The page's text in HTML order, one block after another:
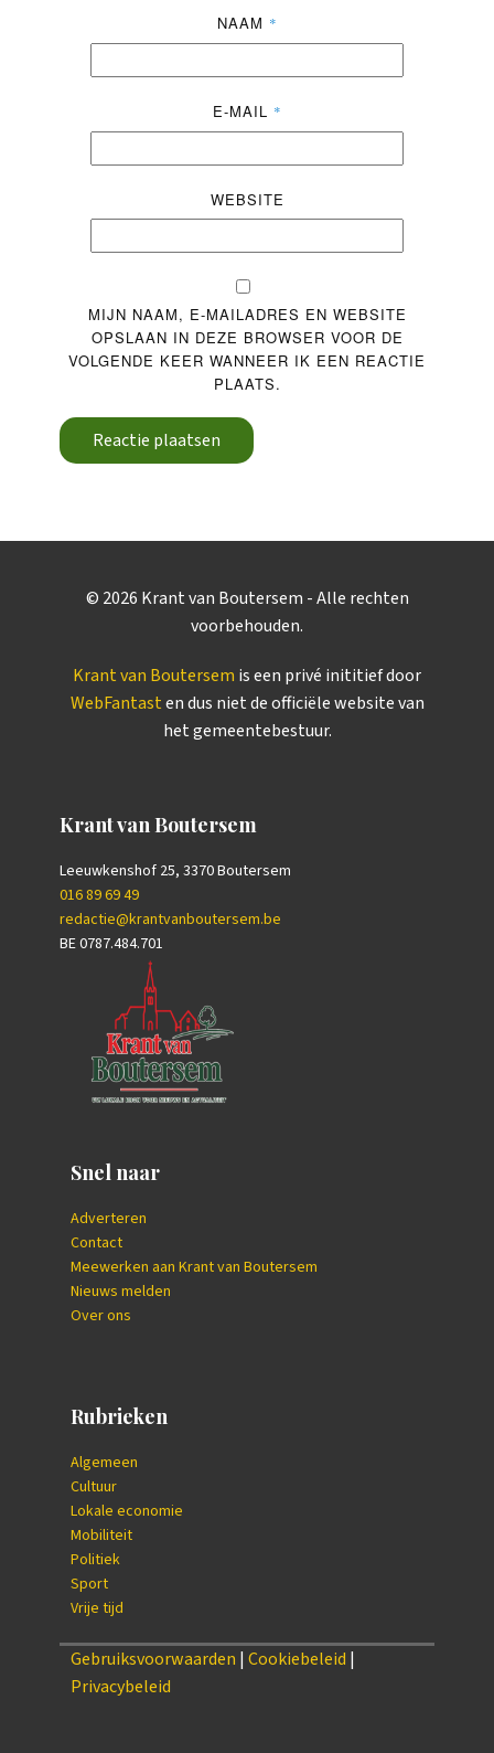
NAAM *
E-MAIL *
WEBSITE
MIJN NAAM, E-MAILADRES EN WEBSITE
OPSLAAN IN DEZE BROWSER VOOR DE
VOLGENDE KEER WANNEER IK EEN REACTIE
PLAATS.
Reactie plaatsen
© 2026 Krant van Boutersem - Alle rechten
voorbehouden.
Krant van Boutersem is een privé inititief door
WebFantasten dus niet de officiële website van
het gemeentebestuur.
Krant van Boutersem
Leeuwkenshof 25, 3370 Boutersem
016 89 69 49
redactie@krantvanboutersem.be
BE 0787.484.701
Snel naar
Adverteren
Contact
Meewerken aan Krant van Boutersem
Nieuws melden
Over ons
Rubrieken
Algemeen
Cultuur
Lokale economie
Mobiliteit
Politiek
Sport
Vrije tijd
Gebruiksvoorwaarden | Cookiebeleid |
Privacybeleid